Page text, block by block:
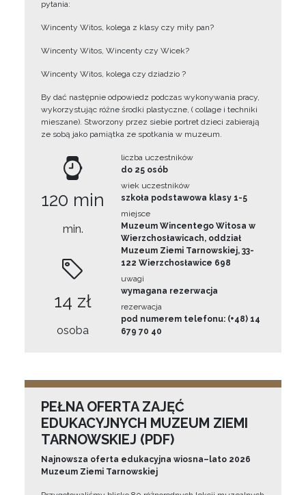
pytania:
Wincenty Witos, kolega z klasy czy miły pan?
Wincenty Witos, Wincenty czy Wicek?
Wincenty Witos, kolega czy dziadzio ?
By dać następnie odpowiedz podczas wykonywania pracy,
wykorzystując różne środki plastyczne, ( collage i techniki
mieszane). Stworzony przez siebie portret dzieci zabierają
ze sobą jako pamiątka ze spotkania w muzeum.
120 min
min.
14 zł
osoba
liczba uczestników
do 25 osób
wiek uczestników
szkoła podstawowa klasy 1-5
miejsce
Muzeum Wincentego Witosa w
Wierzchosławicach, oddział
Muzeum Ziemi Tarnowskiej, 33-
122 Wierzchosławice 698
uwagi
wymagana rezerwacja
rezerwacja
pod numerem telefonu: (+48) 14
679 70 40
PEŁNA OFERTA ZAJĘĆ
EDUKACYJNYCH MUZEUM ZIEMI
TARNOWSKIEJ (PDF)
Najnowsza oferta edukacyjna wiosna–lato 2026
Muzeum Ziemi Tarnowskiej